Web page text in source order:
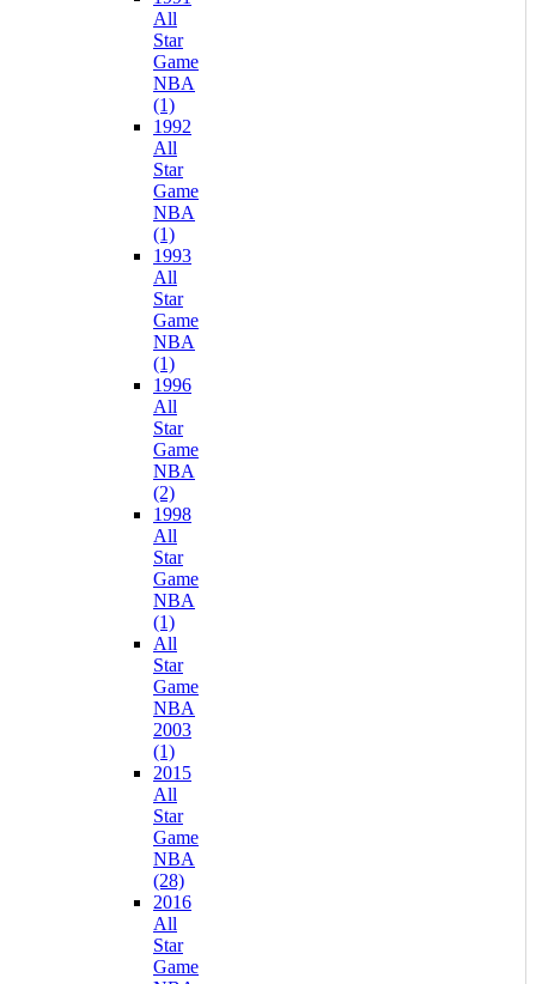
All
Star
Game
NBA
(1)
1992
All
Star
Game
NBA
(1)
1993
All
Star
Game
NBA
(1)
1996
All
Star
Game
NBA
(2)
1998
All
Star
Game
NBA
(1)
All
Star
Game
NBA
2003
(1)
2015
All
Star
Game
NBA
(28)
2016
All
Star
Game